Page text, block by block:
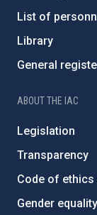
List of
Library
General
ABOUT THE IAC
Legislation
Transparency
Code of
Gender